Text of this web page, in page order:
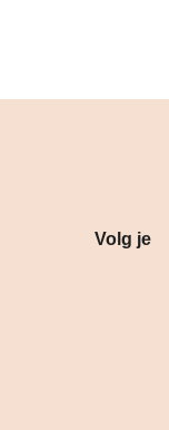
je